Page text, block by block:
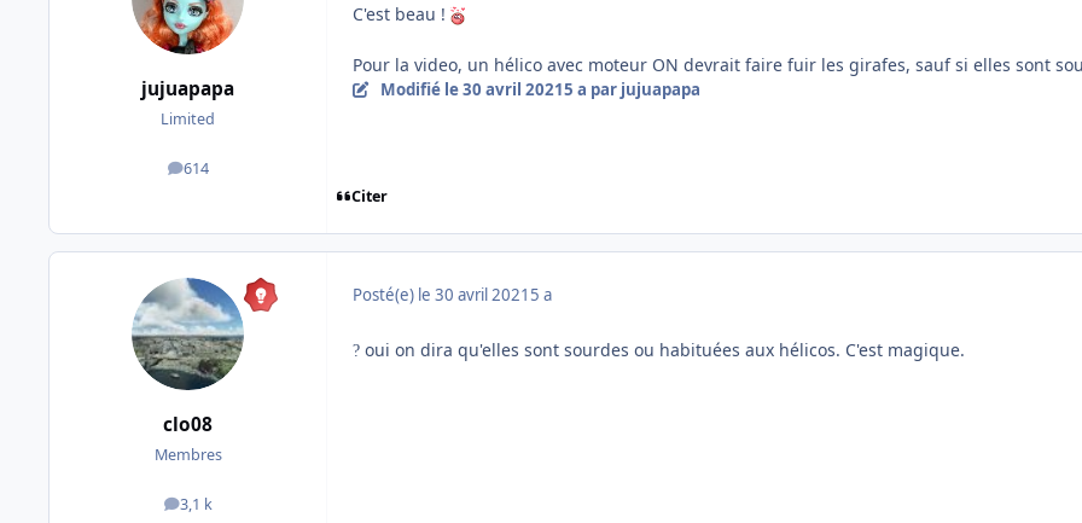
jujuapapa
Limited
614
messages
C'est beau !
Pour la video, un hélico avec moteur ON devrait faire fuir les girafes, sauf si elles sont
Modifié le 30 avril 20215 a par jujuapapa
Citer
clo08
Membres
3,1 k
messages
Posté(e) le 30 avril 2021 5 a
? oui on dira qu'elles sont sourdes ou habituées aux hélicos. C'est magique.